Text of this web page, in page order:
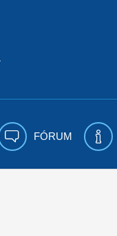
FÓRUM